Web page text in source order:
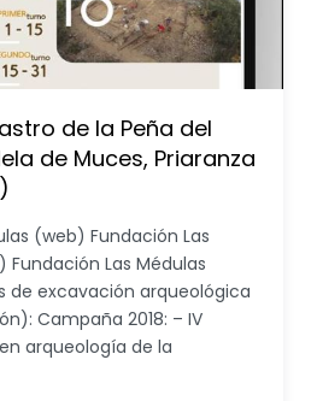
de la Peña del
de Muces, Priaranza
(web) Fundación Las
Las Médulas
excavación arqueológica
Campaña 2018: – IV
arqueología de la